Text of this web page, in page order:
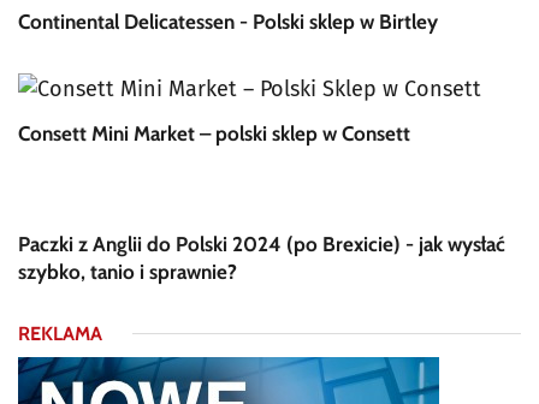
Continental Delicatessen - Polski sklep w Birtley
Consett Mini Market – polski sklep w Consett
Paczki z Anglii do Polski 2024 (po Brexicie) - jak wysłać
szybko, tanio i sprawnie?
REKLAMA